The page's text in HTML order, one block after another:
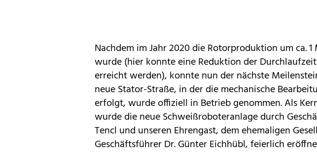
Nachdem im Jahr 2020 die Rotorproduktion um ca.
wurde (hier konnte eine Reduktion der
erreicht werden), konnte nun der nächste
neue Stator-Straße, in der die mechanische
erfolgt, wurde offiziell in Betrieb genommen. Als
wurde die neue Schweißroboteranlage durch
Tencl und unseren Ehrengast, dem ehemaligen
Geschäftsführer Dr. Günter Eichhübl, feierlich